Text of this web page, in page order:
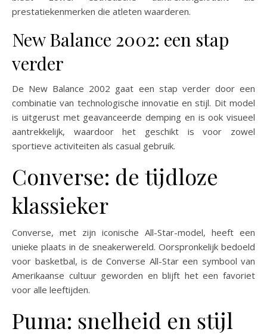
prestatiekenmerken die atleten waarderen.
New Balance 2002: een stap
verder
De New Balance 2002 gaat een stap verder door een
combinatie van technologische innovatie en stijl. Dit model
is uitgerust met geavanceerde demping en is ook visueel
aantrekkelijk, waardoor het geschikt is voor zowel
sportieve activiteiten als casual gebruik.
Converse: de tijdloze
klassieker
Converse, met zijn iconische All-Star-model, heeft een
unieke plaats in de sneakerwereld. Oorspronkelijk bedoeld
voor basketbal, is de Converse All-Star een symbool van
Amerikaanse cultuur geworden en blijft het een favoriet
voor alle leeftijden.
Puma: snelheid en stijl